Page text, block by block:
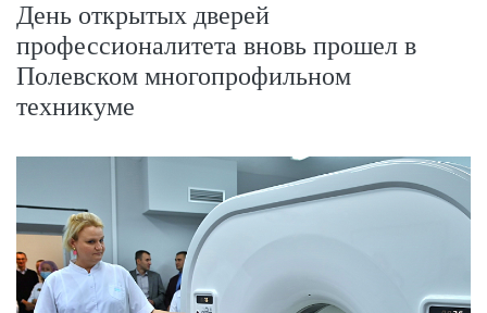
День открытых дверей
профессионалитета вновь прошел в
Полевском многопрофильном
техникуме